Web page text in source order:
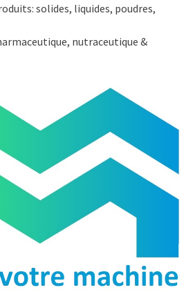
solides, liquides, poudres,
nutraceutique &